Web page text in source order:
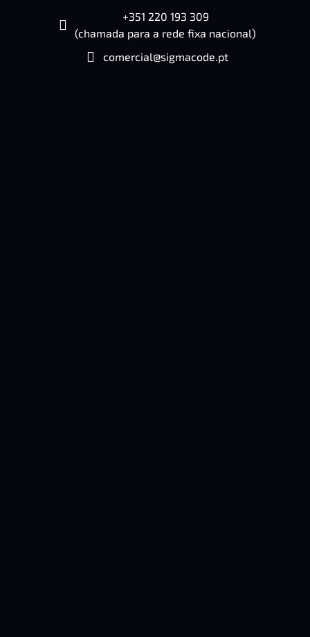
+351 220 193 309
(chamada para a rede fixa nacional)
comercial@sigmacode.pt